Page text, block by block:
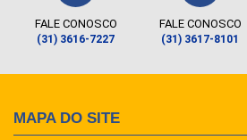
FALE CONOSCO
(31) 3616-7227
FALE CONOSCO
(31) 3617-8101
MAPA DO SITE